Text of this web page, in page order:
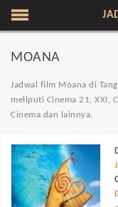
MOANA
Jadwal film Moana di
meliputi Cinema 21, XXI,
Cinema dan lainnya.